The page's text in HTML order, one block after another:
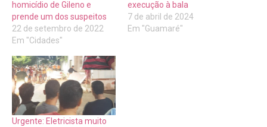
homicídio de Gileno e
prende um dos suspeitos
22 de setembro de 2022
Em "Cidades"
execução à bala
7 de abril de 2024
Em "Guamaré"
Urgente: Eletricista muito